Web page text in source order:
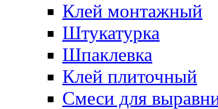
Клей монтажный
Штукатурка
Шпаклевка
Клей плиточный
Смеси для